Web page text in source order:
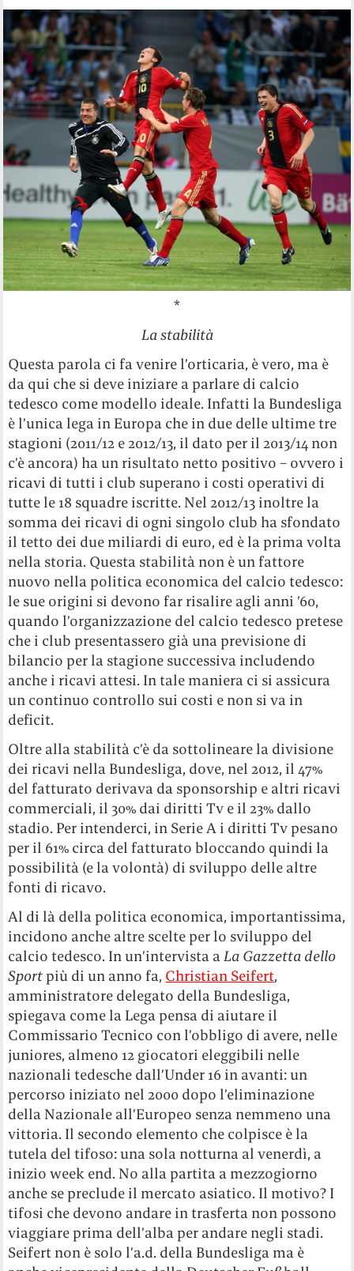
*
La stabilità
Questa parola ci fa venire l’orticaria, è vero, ma è
da qui che si deve iniziare a parlare di calcio
tedesco come modello ideale. Infatti la Bundesliga
è l’unica lega in Europa che in due delle ultime tre
stagioni (2011/12 e 2012/13, il dato per il 2013/14 non
c’è ancora) ha un risultato netto positivo – ovvero i
ricavi di tutti i club superano i costi operativi di
tutte le 18 squadre iscritte. Nel 2012/13 inoltre la
somma dei ricavi di ogni singolo club ha sfondato
il tetto dei due miliardi di euro, ed è la prima volta
nella storia. Questa stabilità non è un fattore
nuovo nella politica economica del calcio tedesco:
le sue origini si devono far risalire agli anni ’60,
quando l’organizzazione del calcio tedesco pretese
che i club presentassero già una previsione di
bilancio per la stagione successiva includendo
anche i ricavi attesi. In tale maniera ci si assicura
un continuo controllo sui costi e non si va in
deficit.
Oltre alla stabilità c’è da sottolineare la divisione
dei ricavi nella Bundesliga, dove, nel 2012, il 47%
del fatturato derivava da sponsorship e altri ricavi
commerciali, il 30% dai diritti Tv e il 23% dallo
stadio. Per intenderci, in Serie A i diritti Tv pesano
per il 61% circa del fatturato bloccando quindi la
possibilità (e la volontà) di sviluppo delle altre
fonti di ricavo.
Al di là della politica economica, importantissima,
incidono anche altre scelte per lo sviluppo del
calcio tedesco. In un’intervista aLa Gazzetta dello
Sport più di un anno fa, Christian Seifert,
amministratore delegato della Bundesliga,
spiegava come la Lega pensa di aiutare il
Commissario Tecnico con l’obbligo di avere, nelle
juniores, almeno 12 giocatori eleggibili nelle
nazionali tedesche dall’Under 16 in avanti: un
percorso iniziato nel 2000 dopo l’eliminazione
della Nazionale all’Europeo senza nemmeno una
vittoria. Il secondo elemento che colpisce è la
tutela del tifoso: una sola notturna al venerdì, a
inizio week end. No alla partita a mezzogiorno
anche se preclude il mercato asiatico. Il motivo? I
tifosi che devono andare in trasferta non possono
viaggiare prima dell’alba per andare negli stadi.
Seifert non è solo l’a.d. della Bundesliga ma è